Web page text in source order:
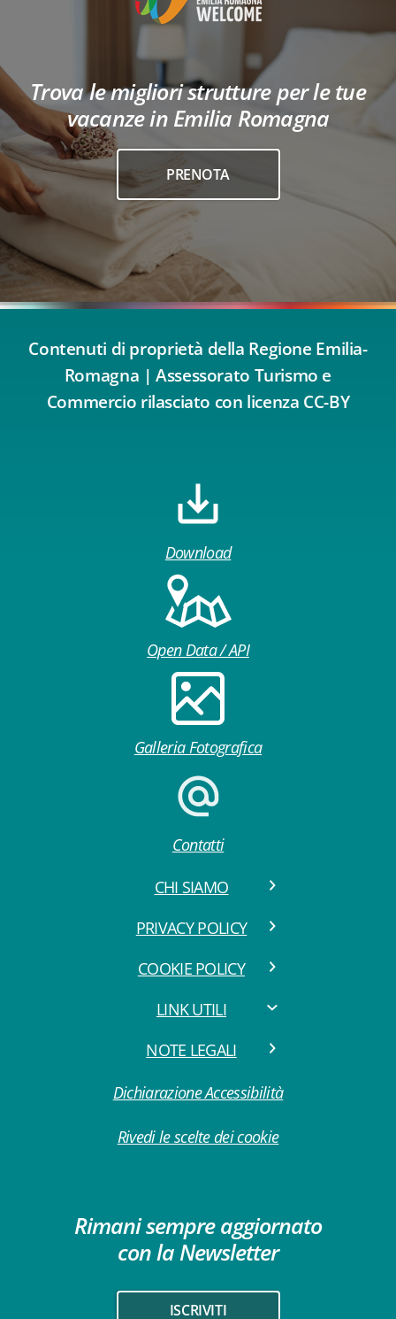
Trova le migliori strutture per le tue
vacanze in Emilia Romagna
PRENOTA
Contenuti di proprietà della Regione Emilia-
Romagna | Assessorato Turismo e
Commercio rilasciato con licenza CC-BY
Download
Open Data / API
Galleria Fotografica
Contatti
CHI SIAMO
PRIVACY POLICY
COOKIE POLICY
LINK UTILI
NOTE LEGALI
Dichiarazione Accessibilità
Rivedi le scelte dei cookie
Rimani sempre aggiornato
con la Newsletter
ISCRIVITI